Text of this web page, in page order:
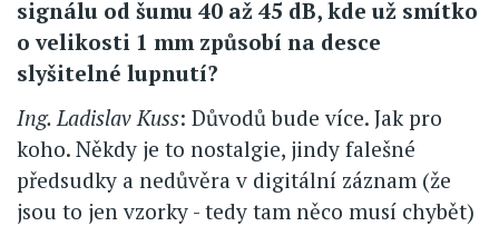
signálu od šumu 40 až 45 dB, kde už smítko
o velikosti 1 mm způsobí na desce
slyšitelné lupnutí?
Ing. Ladislav Kuss: Důvodů bude více. Jak pro
koho. Někdy je to nostalgie, jindy falešné
předsudky a nedůvěra v digitální záznam (že
jsou to jen vzorky - tedy tam něco musí chybět)